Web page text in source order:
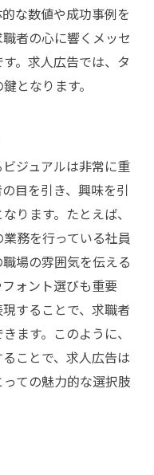
メッセージ
所の選定
響率向上のコツ
本戦略
ント
ーチ方法
由
ための実践例
告作成
な数値や成功事例を
者の心に響くメッセ
。求人広告では、タ
となります。
ジュアルは非常に重
目を引き、興味を引
ります。たとえば、
務を行っている社員
場の雰囲気を伝える
ォント選びも重要
することで、求職者
ます。このように、
ことで、求人広告は
ての魅力的な選択肢